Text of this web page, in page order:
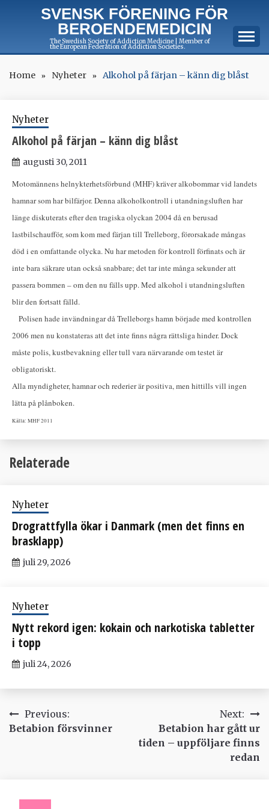
SVENSK FÖRENING FÖR
BEROENDEMEDICIN
The Swedish Society of Addiction Medicine | Member of
the European Federation of Addiction Societies.
Home Nyheter Alkohol på färjan – känn dig blåst
Nyheter
Alkohol på färjan – känn dig blåst
augusti 30, 2011
Motomännens helnykterhetsförbund (MHF) kräver alkobommar vid landets
hamnar som har bilfärjor. Denna alkoholkontroll i utandningsluften har
länge diskuterats efter den tragiska olyckan 2004 då en berusad
lastbilschaufför, som kom med färjan till Trelleborg, förorsakade mångas
död i en omfattande olycka. Nu har metoden för kontroll förfinats och är
inte bara säkrare utan också snabbare; det tar inte många sekunder att
passera bommen – om den nu fälls upp. Med alkohol i utandningsluften
blir den fortsatt fälld.
Polisen hade invändningar då Trelleborgs hamn började med kontrollen
2006 men nu konstateras att det inte finns några rättsliga hinder. Dock
måste polis, kustbevakning eller tull vara närvarande om testet är
obligatoriskt.
Alla myndigheter, hamnar och rederier är positiva, men hittills vill ingen
lätta på plånboken.
Källa: MHF 2011
Relaterade
Nyheter
Drograttfylla ökar i Danmark (men det finns en
brasklapp)
juli 29, 2026
Nyheter
Nytt rekord igen: kokain och narkotiska tabletter
i topp
juli 24, 2026
Inläggsnavigering
Previous:
Betabion försvinner
Next:
Betabion har gått ur
tiden – uppföljare finns
redan